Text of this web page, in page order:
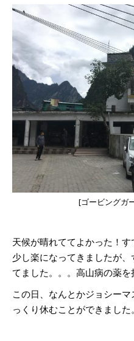
[ゴービングガ
天候が晴れててよかった！
少し楽になってきましたが
てました。。。高山病の薬を
この日、なんとかジョシー
っくり休むことができました